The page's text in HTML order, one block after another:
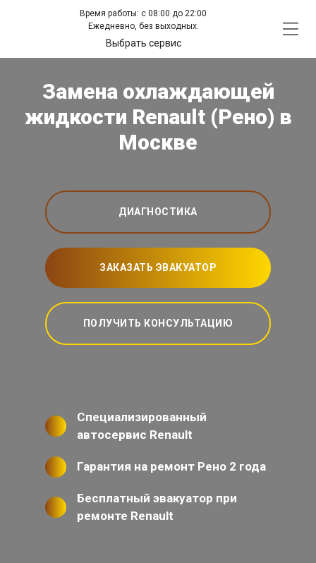
Время работы: с 08:00 до 22:00
Ежедневно, без выходных.
Выбрать сервис
Замена охлаждающей
жидкости Renault (Рено) в
Москве
ДИАГНОСТИКА
ЗАКАЗАТЬ ЭВАКУАТОР
ПОЛУЧИТЬ КОНСУЛЬТАЦИЮ
Специализированный
автосервис Renault
Гарантия на ремонт Рено 2 года
Бесплатный эвакуатор при
ремонте Renault